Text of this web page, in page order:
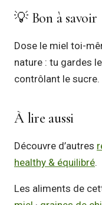
💡 Bon à savoir
Dose le miel toi-
nature : tu gardes
contrôlant le sucre.
À lire aussi
Découvre d’autres
healthy & équilibré.
Les aliments de